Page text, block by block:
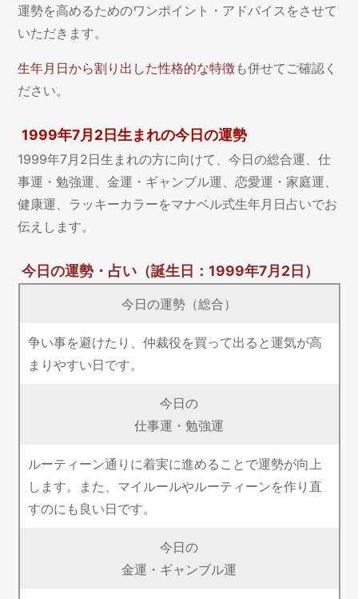
運勢を高めるためのワンポイント・アドバイスをさせて
いただきます。
生年月日から割り出した性格的な特徴も併せてご確認く
ださい。
1999年7月2日生まれの今日の運勢
1999年7月2日生まれの方に向けて、今日の総合運、仕
事運・勉強運、金運・ギャンブル運、恋愛運・家庭運、
健康運、ラッキーカラーをマナベル式生年月日占いでお
伝えします。
今日の運勢・占い（誕生日：1999年7月2日）
今日の運勢（総合）
争い事を避けたり、仲裁役を買って出ると運気が高
まりやすい日です。
今日の
仕事運・勉強運
ルーティーン通りに着実に進めることで運勢が向上
します。また、マイルールやルーティーンを作り直
すのにも良い日です。
今日の
金運・ギャンブル運